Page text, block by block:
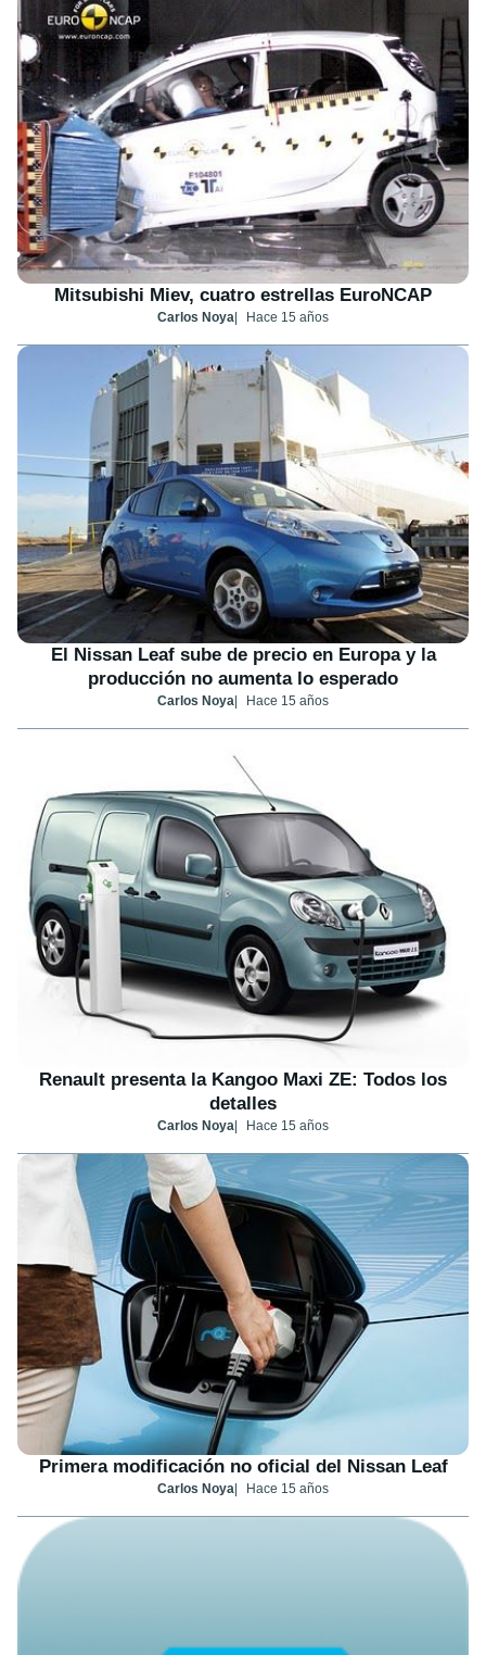
Mitsubishi Miev, cuatro estrellas EuroNCAP
Carlos Noya Hace 15 años
El Nissan Leaf sube de precio en Europa y la
producción no aumenta lo esperado
Carlos Noya Hace 15 años
Renault presenta la Kangoo Maxi ZE: Todos los
detalles
Carlos Noya Hace 15 años
Primera modificación no oficial del Nissan Leaf
Carlos Noya Hace 15 años